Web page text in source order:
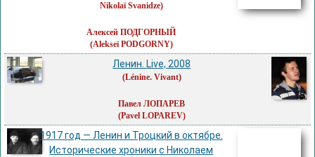
Nikolaï Svanidze)
Алексей ПОДГОРНЫЙ
(Alekseï PODGORNY)
Ленин. Live, 2008
(Lénine. Vivant)
Павел ЛОПАРЕВ
(Pavel LOPAREV)
1917 год — Ленин и Троцкий в октябре.
Исторические хроники с Николаем